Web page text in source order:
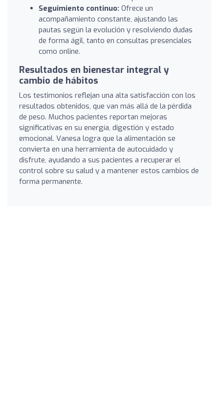
Seguimiento continuo: Ofrece un
acompañamiento constante, ajustando las
pautas según la evolución y resolviendo dudas
de forma ágil, tanto en consultas presenciales
como online.
Resultados en bienestar integral y
cambio de hábitos
Los testimonios reflejan una alta satisfacción con los
resultados obtenidos, que van más allá de la pérdida
de peso. Muchos pacientes reportan mejoras
significativas en su energía, digestión y estado
emocional. Vanesa logra que la alimentación se
convierta en una herramienta de autocuidado y
disfrute, ayudando a sus pacientes a recuperar el
control sobre su salud y a mantener estos cambios de
forma permanente.